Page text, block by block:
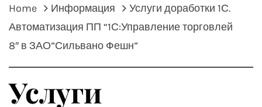
Home Информация
Услуги доработки 1С.
Автоматизация ПП “1С:Управление торговлей
8″ в ЗАО”Сильвано Фешн”
Услуги